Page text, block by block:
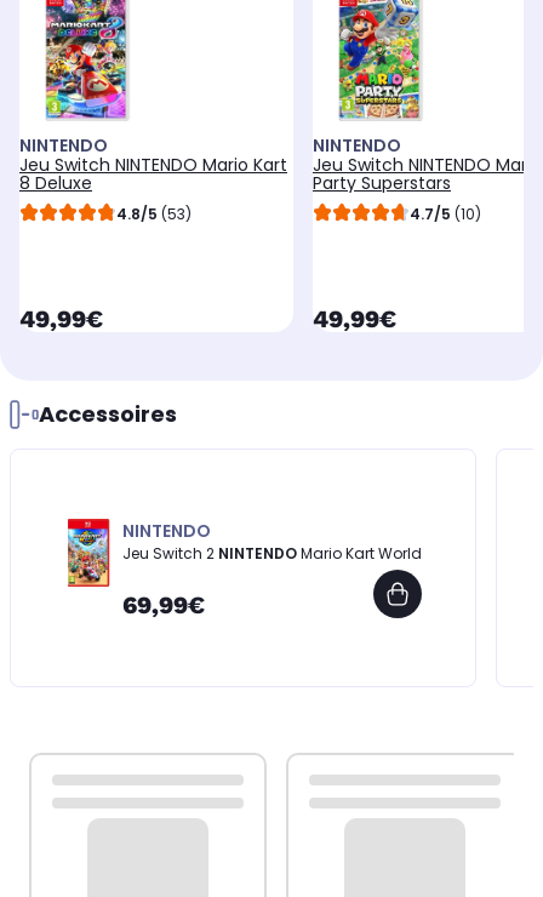
NINTENDO
Jeu Switch NINTENDO Mario Kart
8 Deluxe
4.8/5 (53)
currentPrice
49,99€
NINTENDO
Jeu Switch NINTENDO Mario
Party Superstars
4.7/5 (10)
currentPrice
49,99€
Accessoires
NINTENDO
Jeu Switch 2 NINTENDOMario Kart World
69,99€